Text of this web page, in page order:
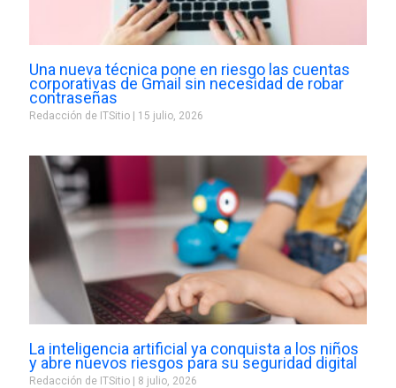
Una nueva técnica pone en riesgo las cuentas
corporativas de Gmail sin necesidad de robar
contraseñas
Redacción de ITSitio 15 julio, 2026
La inteligencia artificial ya conquista a los niños
y abre nuevos riesgos para su seguridad digital
Redacción de ITSitio 8 julio, 2026